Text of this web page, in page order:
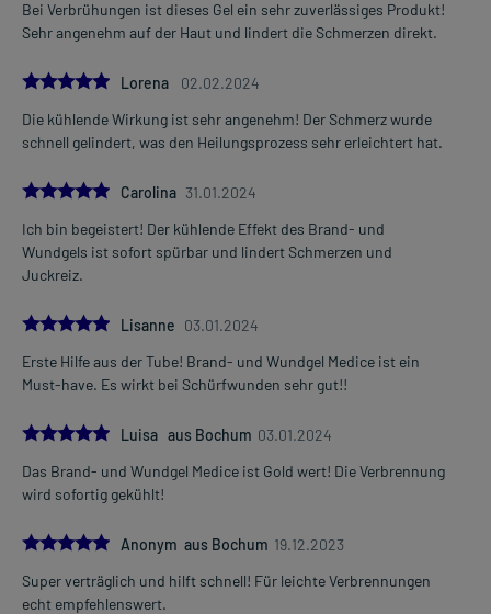
Bei Verbrühungen ist dieses Gel ein sehr zuverlässiges Produkt!
Sehr angenehm auf der Haut und lindert die Schmerzen direkt.
5.0
Lorena
02.02.2024
Die kühlende Wirkung ist sehr angenehm! Der Schmerz wurde
schnell gelindert, was den Heilungsprozess sehr erleichtert hat.
5.0
Carolina 31.01.2024
Ich bin begeistert! Der kühlende Effekt des Brand- und
Wundgels ist sofort spürbar und lindert Schmerzen und
Juckreiz.
5.0Lisanne 03.01.2024
Erste Hilfe aus der Tube! Brand- und Wundgel Medice ist ein
Must-have. Es wirkt bei Schürfwunden sehr gut!!
5.0Luisa aus Bochum 03.01.2024
Das Brand- und Wundgel Medice ist Gold wert! Die Verbrennung
wird sofortig gekühlt!
5.0Anonym aus Bochum 19.12.2023
Super verträglich und hilft schnell! Für leichte Verbrennungen
echt empfehlenswert.